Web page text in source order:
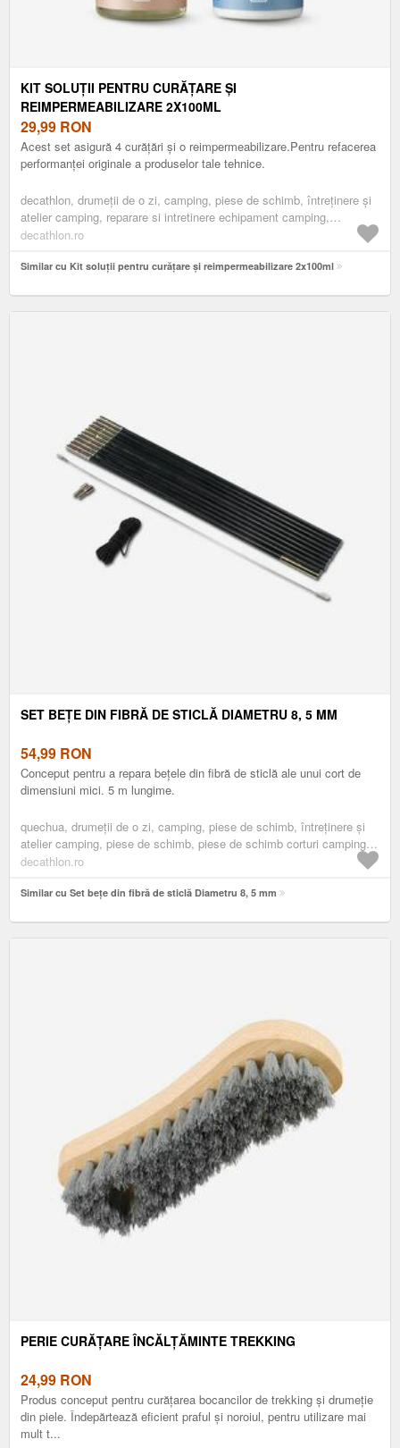
KIT SOLUȚII PENTRU CURĂȚARE ȘI
REIMPERMEABILIZARE 2X100ML
29,99 RON
Acest set asigură 4 curățări și o reimpermeabilizare.Pentru refacerea
performanței originale a produselor tale tehnice.
decathlon, drumeţii de o zi, camping, piese de schimb, întreținere și
atelier camping, reparare si intretinere echipament camping,
detergent
decathlon.ro
Similar cu Kit soluții pentru curățare și reimpermeabilizare 2x100ml
SET BEȚE DIN FIBRĂ DE STICLĂ DIAMETRU 8, 5 MM
54,99 RON
Conceput pentru a repara bețele din fibră de sticlă ale unui cort de
dimensiuni mici. 5 m lungime.
quechua, drumeţii de o zi, camping, piese de schimb, întreținere și
atelier camping, piese de schimb, piese de schimb corturi camping,
alte piese de schimb pentru cort
decathlon.ro
Similar cu Set bețe din fibră de sticlă Diametru 8, 5 mm
PERIE CURĂȚARE ÎNCĂLȚĂMINTE TREKKING
24,99 RON
Produs conceput pentru curățarea bocancilor de trekking și drumeție
din piele. Îndepărtează eficient praful și noroiul, pentru utilizare mai
mult t...